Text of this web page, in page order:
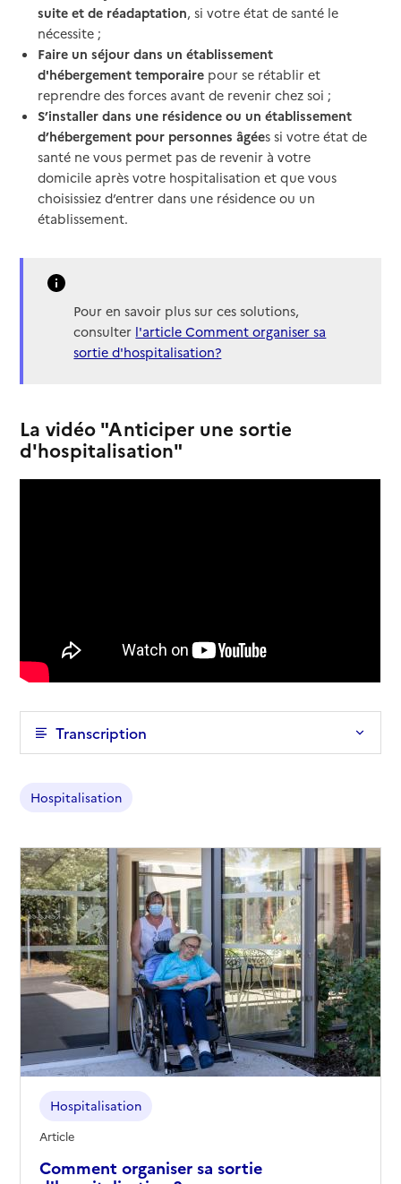
suite et de réadaptation, si votre état de santé le
nécessite ;
Faire un séjour dans un établissement
d'hébergement temporairepour se rétablir et
reprendre des forces avant de revenir chez soi ;
S’installer dans une résidence ou un établissement
d’hébergement pour personnes âgées si votre état de
santé ne vous permet pas de revenir à votre
domicile après votre hospitalisation et que vous
choisissiez d’entrer dans une résidence ou un
établissement.
Pour en savoir plus sur ces solutions,
consulter l'article Comment organiser sa
sortie d'hospitalisation?
La vidéo "Anticiper une sortie
d'hospitalisation"
Transcription
Hospitalisation
Comment organiser sa sortie
Hospitalisation
Article